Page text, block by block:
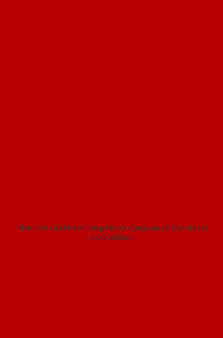
Phản hồi của khách hàng khi sử dụng sản phẩm cửa tại
SaiGonDoor